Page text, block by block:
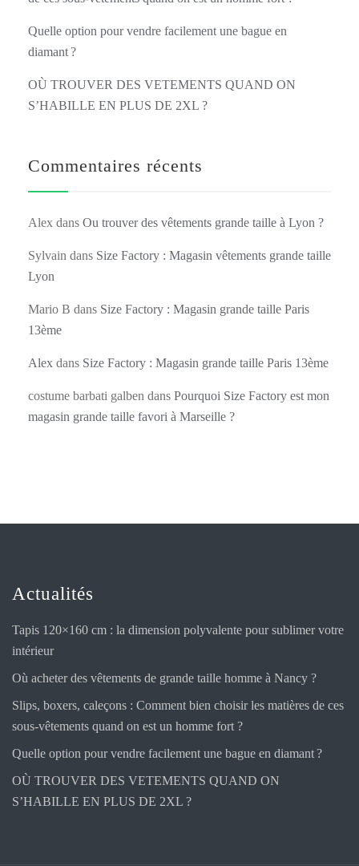
Quelle option pour vendre facilement une bague en
diamant ?
OÙ TROUVER DES VETEMENTS QUAND ON
S’HABILLE EN PLUS DE 2XL ?
Commentaires récents
Alex dans Ou trouver des vêtements grande taille à Lyon ?
Sylvain dans Size Factory : Magasin vêtements grande taille
Lyon
Mario B dans Size Factory : Magasin grande taille Paris
13ème
Alex dans Size Factory : Magasin grande taille Paris 13ème
costume barbati galben dans Pourquoi Size Factory est mon
magasin grande taille favori à Marseille ?
Actualités
Tapis 120×160 cm : la dimension polyvalente pour sublimer votre
intérieur
Où acheter des vêtements de grande taille homme à Nancy ?
Slips, boxers, caleçons : Comment bien choisir les matières de ces
sous-vêtements quand on est un homme fort ?
Quelle option pour vendre facilement une bague en diamant ?
OÙ TROUVER DES VETEMENTS QUAND ON
S’HABILLE EN PLUS DE 2XL ?